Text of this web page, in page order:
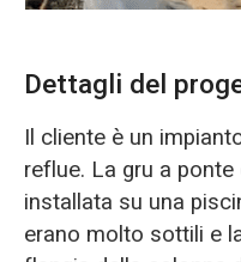
Dettagli del
Il cliente è un
reflue. La gru a
installata su una
erano molto sottili e